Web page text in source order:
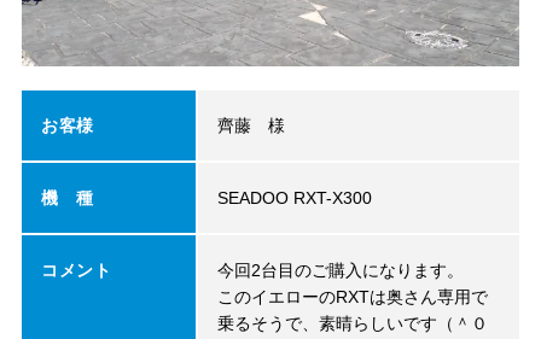
お客様 齊藤 様
機 種 SEADOO RXT-X300
コメント
今回2台目のご購入になります。
このイエローのRXTは奥さん専用で
乗るそうで、素晴らしいです（＾０